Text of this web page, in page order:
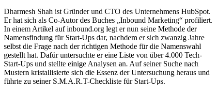
Dharmesh Shah ist Gründer und CTO des Unternehmens HubSpot.
Er hat sich als Co-Autor des Buches „Inbound Marketing“ profiliert.
In einem Artikel auf inbound.org legt er nun seine Methode der
Namensfindung für Start-Ups dar, nachdem er sich zwanzig Jahre
selbst die Frage nach der richtigen Methode für die Namenswahl
gestellt hat. Dafür untersuchte er eine Liste von über 4.000 Tech-
Start-Ups und stellte einige Analysen an. Auf seiner Suche nach
Mustern kristallisierte sich die Essenz der Untersuchung heraus und
führte zu seiner S.M.A.R.T-Checkliste für Start-Ups.